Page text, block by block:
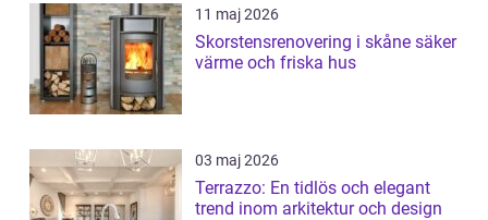
11 maj 2026
Skorstensrenovering i skåne säker
värme och friska hus
03 maj 2026
Terrazzo: En tidlös och elegant
trend inom arkitektur och design